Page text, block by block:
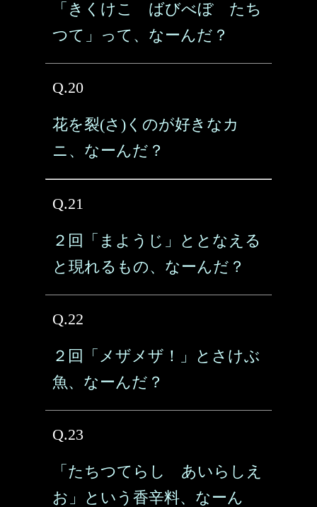
「きくけこ ばびべぼ たち
つて」って、なーんだ？
Q.20
花を裂(さ)くのが好きなカ
ニ、なーんだ？
Q.21
２回「まようじ」ととなえる
と現れるもの、なーんだ？
Q.22
２回「メザメザ！」とさけぶ
魚、なーんだ？
Q.23
「たちつてらし あいらしえ
お」という香辛料、なーん